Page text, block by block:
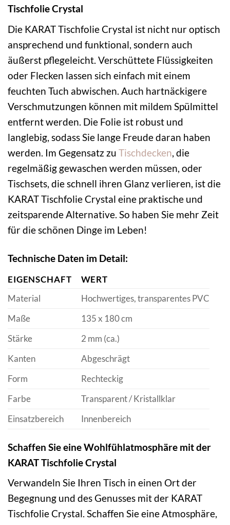
Tischfolie Crystal
Die KARAT Tischfolie Crystal ist nicht nur optisch
ansprechend und funktional, sondern auch
äußerst pflegeleicht. Verschüttete Flüssigkeiten
oder Flecken lassen sich einfach mit einem
feuchten Tuch abwischen. Auch hartnäckigere
Verschmutzungen können mit mildem Spülmittel
entfernt werden. Die Folie ist robust und
langlebig, sodass Sie lange Freude daran haben
werden. Im Gegensatz zu Tischdecken, die
regelmäßig gewaschen werden müssen, oder
Tischsets, die schnell ihren Glanz verlieren, ist die
KARAT Tischfolie Crystal eine praktische und
zeitsparende Alternative. So haben Sie mehr Zeit
für die schönen Dinge im Leben!
Technische Daten im Detail:
EIGENSCHAFT
WERT
Material
Hochwertiges, transparentes PVC
Maße
135 x 180 cm
Stärke
2 mm (ca.)
Kanten
Abgeschrägt
Form
Rechteckig
Farbe
Transparent / Kristallklar
Einsatzbereich
Innenbereich
Schaffen Sie eine Wohlfühlatmosphäre mit der
KARAT Tischfolie Crystal
Verwandeln Sie Ihren Tisch in einen Ort der
Begegnung und des Genusses mit der KARAT
Tischfolie Crystal. Schaffen Sie eine Atmosphäre,